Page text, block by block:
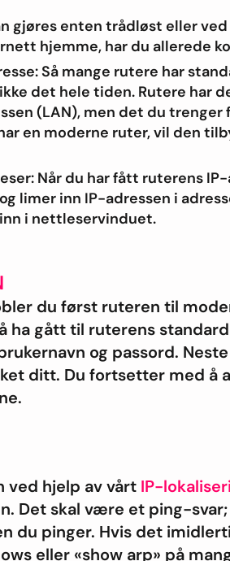
gjøres enten trådløst eller
hjemme, har du allerede
Så mange rutere har
det hele tiden. Rutere har
(LAN), men det du
en moderne ruter, vil den
Når du har fått ruterens
limer inn IP-adressen i
i nettleservinduet.
du først ruteren til
ha gått til ruterens
og passord.
ditt. Du fortsetter med å
ved hjelp av vårt IP-
Det skal være et ping-
du pinger. Hvis det
eller «show arp» på